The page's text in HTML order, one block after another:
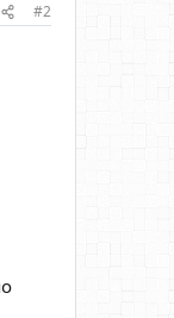
#2